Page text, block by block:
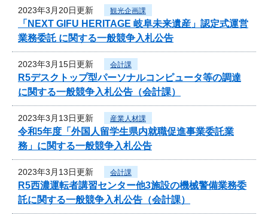
2023年3月20日更新 観光企画課
「NEXT GIFU HERITAGE 岐阜未来遺産」認定式運営
業務委託 に関する一般競争入札公告
2023年3月15日更新 会計課
R5デスクトップ型パーソナルコンピュータ等の調達
に関する一般競争入札公告（会計課）
2023年3月13日更新 産業人材課
令和5年度「外国人留学生県内就職促進事業委託業
務」に関する一般競争入札公告
2023年3月13日更新 会計課
R5西濃運転者講習センター他3施設の機械警備業務委
託に関する一般競争入札公告（会計課）